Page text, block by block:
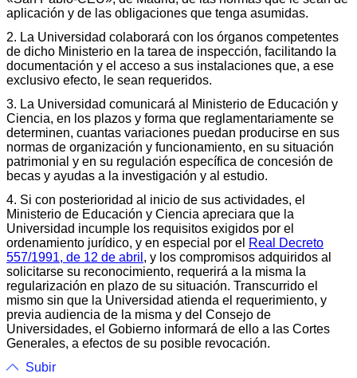
aplicación y de las obligaciones que tenga asumidas.
2. La Universidad colaborará con los órganos competentes
de dicho Ministerio en la tarea de inspección, facilitando la
documentación y el acceso a sus instalaciones que, a ese
exclusivo efecto, le sean requeridos.
3. La Universidad comunicará al Ministerio de Educación y
Ciencia, en los plazos y forma que reglamentariamente se
determinen, cuantas variaciones puedan producirse en sus
normas de organización y funcionamiento, en su situación
patrimonial y en su regulación específica de concesión de
becas y ayudas a la investigación y al estudio.
4. Si con posterioridad al inicio de sus actividades, el
Ministerio de Educación y Ciencia apreciara que la
Universidad incumple los requisitos exigidos por el
ordenamiento jurídico, y en especial por el Real Decreto
557/1991, de 12 de abril , y los compromisos adquiridos al
solicitarse su reconocimiento, requerirá a la misma la
regularización en plazo de su situación. Transcurrido el
mismo sin que la Universidad atienda el requerimiento, y
previa audiencia de la misma y del Consejo de
Universidades, el Gobierno informará de ello a las Cortes
Generales, a efectos de su posible revocación.
Subir